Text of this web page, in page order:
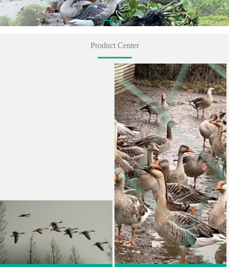
Product Center